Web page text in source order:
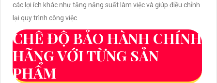
các lợi ích khác như tăng năng suất làm việc và giúp điều chỉnh
lại quy trình công việc.
CHẾ ĐỘ BẢO HÀNH CHÍNH
HÃNG VỚI TỪNG SẢN
PHẨM